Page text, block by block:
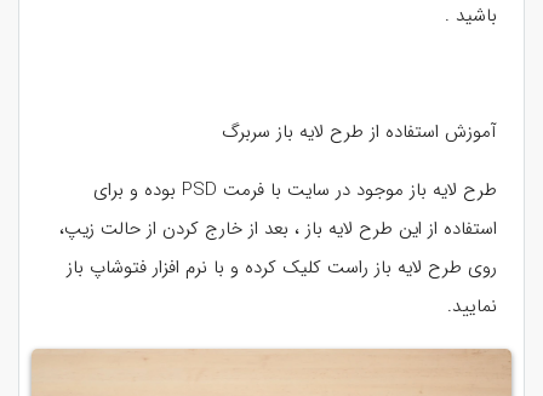
باشید .
آموزش استفاده از طرح لایه باز سربرگ
طرح لایه باز موجود در سایت با فرمت PSD بوده و برای
استفاده از این طرح لایه باز ، بعد از خارج کردن از حالت زیپ،
روی طرح لایه باز راست کلیک کرده و با نرم افزار فتوشاپ باز
نمایید.